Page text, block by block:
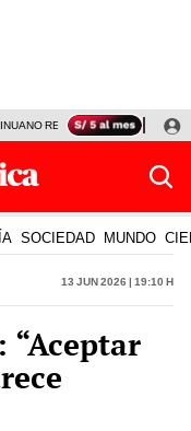
RESULTADOS HOY
SOCIEDAD MUNDO
13 Jun 2026 | 19:10 h
“Aceptar